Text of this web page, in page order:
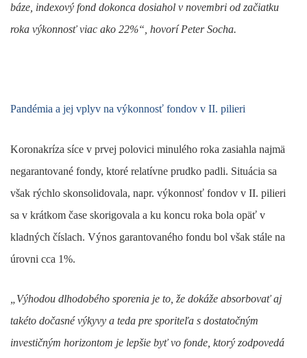
báze, indexový fond dokonca dosiahol v novembri od začiatku
roka výkonnosť viac ako 22%“, hovorí Peter Socha.
Pandémia a jej vplyv na výkonnosť fondov v II. pilieri
Koronakríza síce v prvej polovici minulého roka zasiahla najmä
negarantované fondy, ktoré relatívne prudko padli. Situácia sa
však rýchlo skonsolidovala, napr. výkonnosť fondov v II. pilieri
sa v krátkom čase skorigovala a ku koncu roka bola opäť v
kladných číslach. Výnos garantovaného fondu bol však stále na
úrovni cca 1%.
„Výhodou dlhodobého sporenia je to, že dokáže absorbovať aj
takéto dočasné výkyvy a teda pre sporiteľa s dostatočným
investičným horizontom je lepšie byť vo fonde, ktorý zodpovedá